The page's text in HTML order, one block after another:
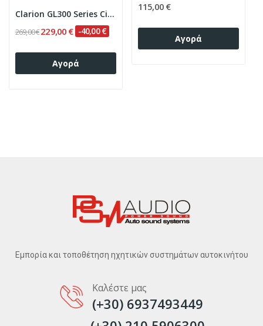
Clarion GL300 Series Citroen DS5 Aircross...
269,00 €229,00 € -40,00 €
Αγορά
115,00 €
Αγορά
Εμπορία και τοποθέτηση ηχητικών συστημάτων αυτοκινήτου
Καλέστε μας
(+30) 6937493449